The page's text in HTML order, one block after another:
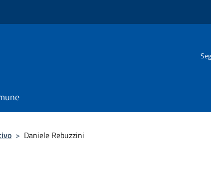
> Daniele Rebuzzini